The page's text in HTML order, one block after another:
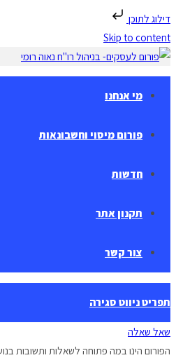
דילוג לתוכן
Skip to content
מי אנחנו
פורום מיסוי וחשבונאות
חדשות
תקנון אתר
צור קשר
תפריט ניווט סגירה
שאל שאלה
הפורום הינו במה פתוחה לשאלות ותשובות